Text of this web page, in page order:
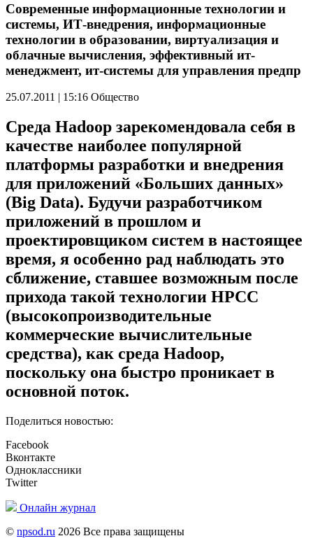
Современные информационные технологии и
системы, ИТ-внедрения, информационные
технологии в образовании, виртуализация и
облачные вычисления, эффективный ит-
менеджмент, ит-системы для управления предпр
25.07.2011 | 15:16 Общество
Среда Hadoop зарекомендовала себя в
качестве наиболее популярной
платформы разработки и внедрения
для приложений «Больших данных»
(Big Data). Будучи разработчиком
приложений в прошлом и
проектировщиком систем в настоящее
время, я особенно рад наблюдать это
сближение, ставшее возможным после
прихода такой технологии HPCC
(высокопроизводительные
коммерческие вычислительные
средства), как среда Hadoop,
поскольку она быстро проникает в
основной поток.
Поделиться новостью:
Facebook
Вконтакте
Одноклассники
Twitter
Онлайн журнал
© npsod.ru 2026 Все права защищены